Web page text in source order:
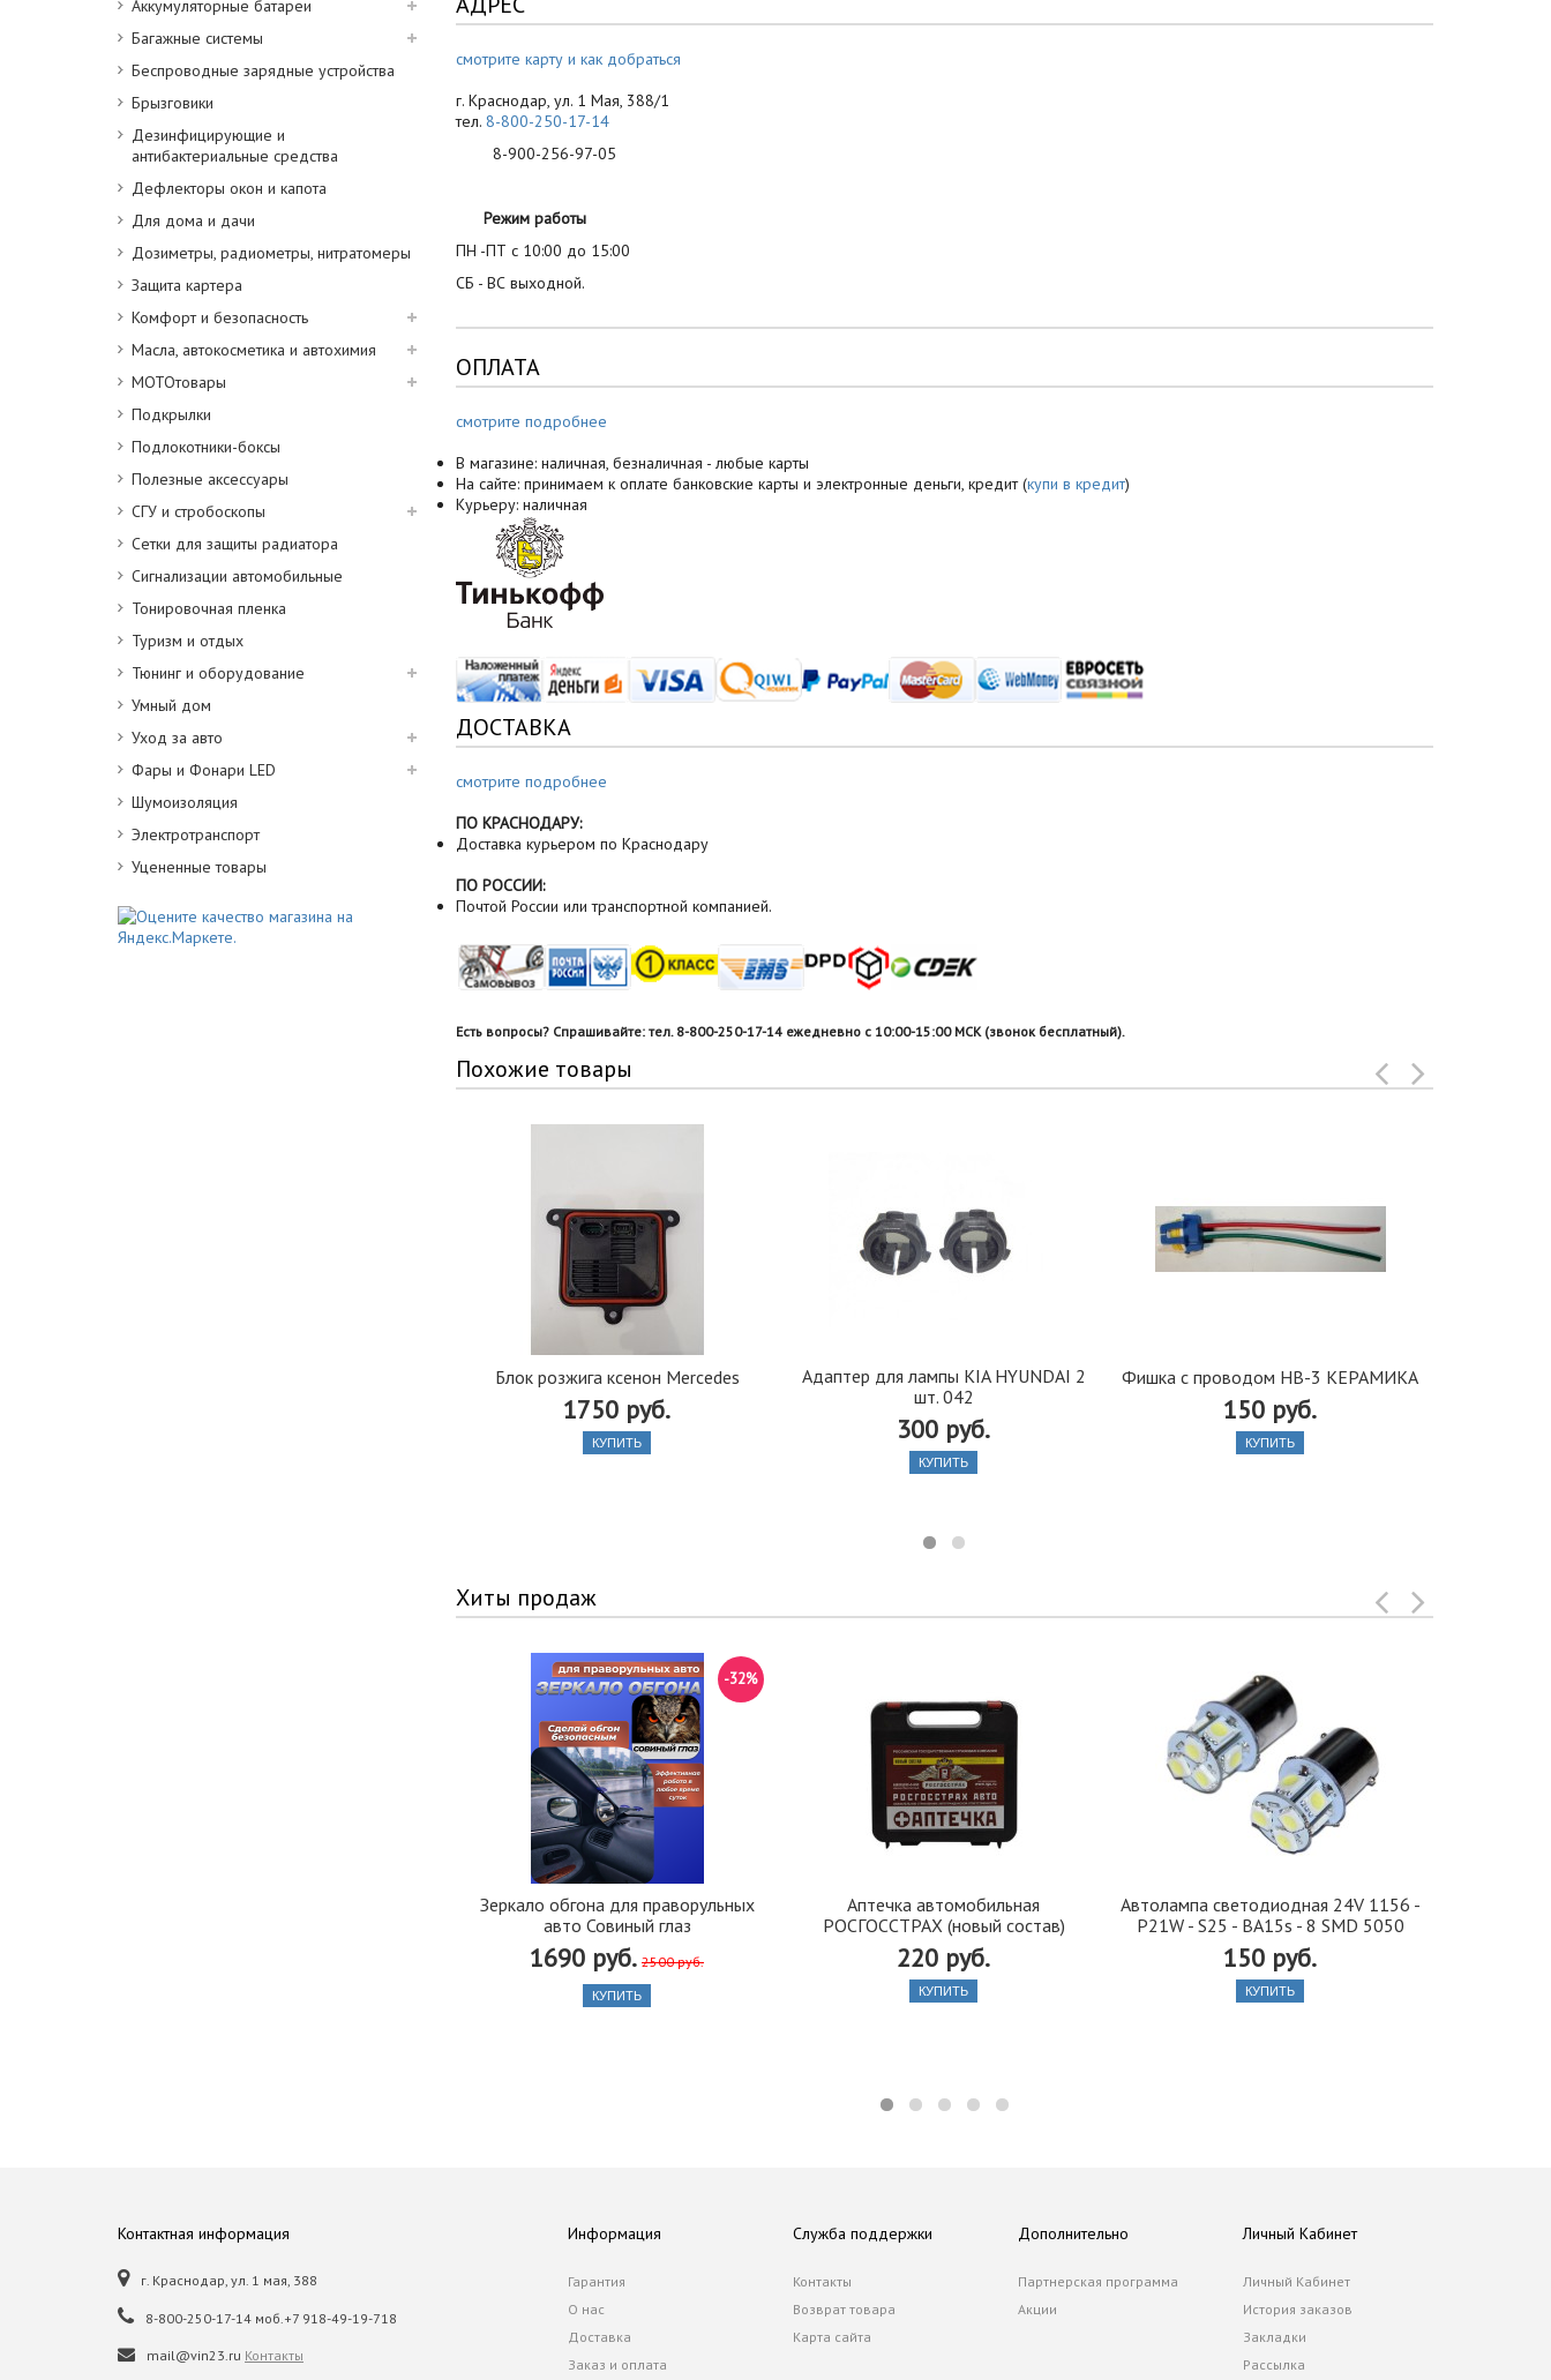
Аккумуляторные батареи
Багажные системы
Беспроводные зарядные устройства
Брызговики
Дезинфицирующие и
антибактериальные средства
Дефлекторы окон и капота
Для дома и дачи
Дозиметры, радиометры, нитратомеры
Защита картера
Комфорт и безопасность
Масла, автокосметика и автохимия
МОТОтовары
Подкрылки
Подлокотники-боксы
Полезные аксессуары
СГУ и стробоскопы
Сетки для защиты радиатора
Сигнализации автомобильные
Тонировочная пленка
Туризм и отдых
Тюнинг и оборудование
Умный дом
Уход за авто
Фары и Фонари LED
Шумоизоляция
Электротранспорт
Уцененные товары
смотрите карту и как добраться
г. Краснодар, ул. 1 Мая, 388/1
тел. 8-800-250-17-14
8-900-256-97-05
Режим работы
ПН -ПТ с 10:00 до 15:00
СБ - ВС выходной.
ОПЛАТА
смотрите подробнее
В магазине: наличная, безналичная - любые карты
На сайте: принимаем к оплате банковские карты и электронные деньги, кредит (купи в кредит)
Курьеру: наличная
ДОСТАВКА
смотрите подробнее
ПО КРАСНОДАРУ:
Доставка курьером по Краснодару
ПО РОССИИ:
Почтой России или транспортной компанией.
Есть вопросы? Спрашивайте: тел. 8-800-250-17-14 ежедневно с 10:00-15:00 МСК (звонок бесплатный).
Похожие товары
Блок розжига ксенон Mercedes
1750 руб.
КУПИТЬ
Адаптер для лампы KIA HYUNDAI 2
шт. 042
300 руб.
КУПИТЬ
Фишка с проводом НВ-3 КЕРАМИКА
150 руб.
КУПИТЬ
Хиты продаж
Зеркало обгона для праворульных
авто Совиный глаз
1690 руб. 2500 руб.
-32%
КУПИТЬ
Аптечка автомобильная
РОСГОССТРАХ (новый состав)
220 руб.
КУПИТЬ
Автолампа cветодиодная 24V 1156 -
P21W - S25 - BA15s - 8 SMD 5050
150 руб.
КУПИТЬ
Контактная информация
г. Краснодар, ул. 1 мая, 388
8-800-250-17-14 моб.+7 918-49-19-718
mail@vin23.ru Контакты
Информация
Гарантия
О нас
Доставка
Заказ и оплата
Служба поддержки
Контакты
Возврат товара
Карта сайта
Дополнительно
Партнерская программа
Акции
Личный Кабинет
Личный Кабинет
История заказов
Закладки
Рассылка